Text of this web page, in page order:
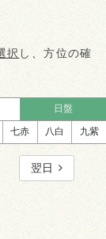
択 し、方位の確
日盤
七赤 八白 九紫
翌日